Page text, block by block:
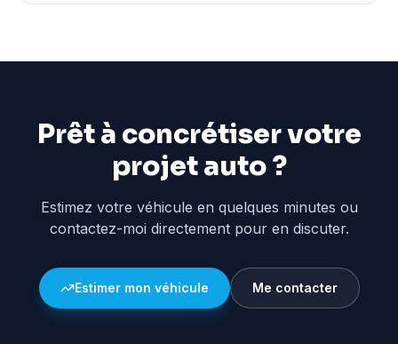
Prêt à concrétiser votre
projet auto ?
Estimez votre véhicule en quelques minutes ou
contactez-moi directement pour en discuter.
Estimer mon véhicule Me contacter